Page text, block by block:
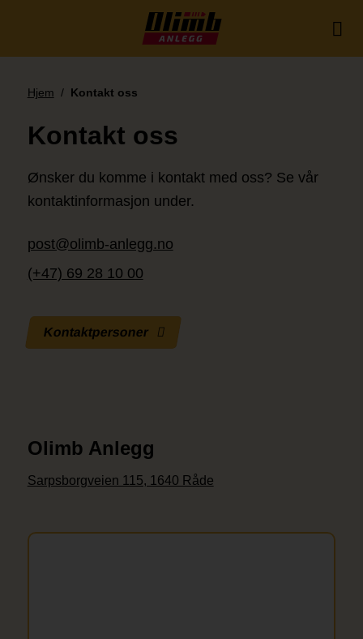
Hjem / Kontakt oss
Kontakt oss
Ønsker du komme i kontakt med oss? Se vår
kontaktinformasjon under.
post@olimb-anlegg.no
(+47) 69 28 10 00
Kontaktpersoner
Olimb Anlegg
Sarpsborgveien 115, 1640 Råde